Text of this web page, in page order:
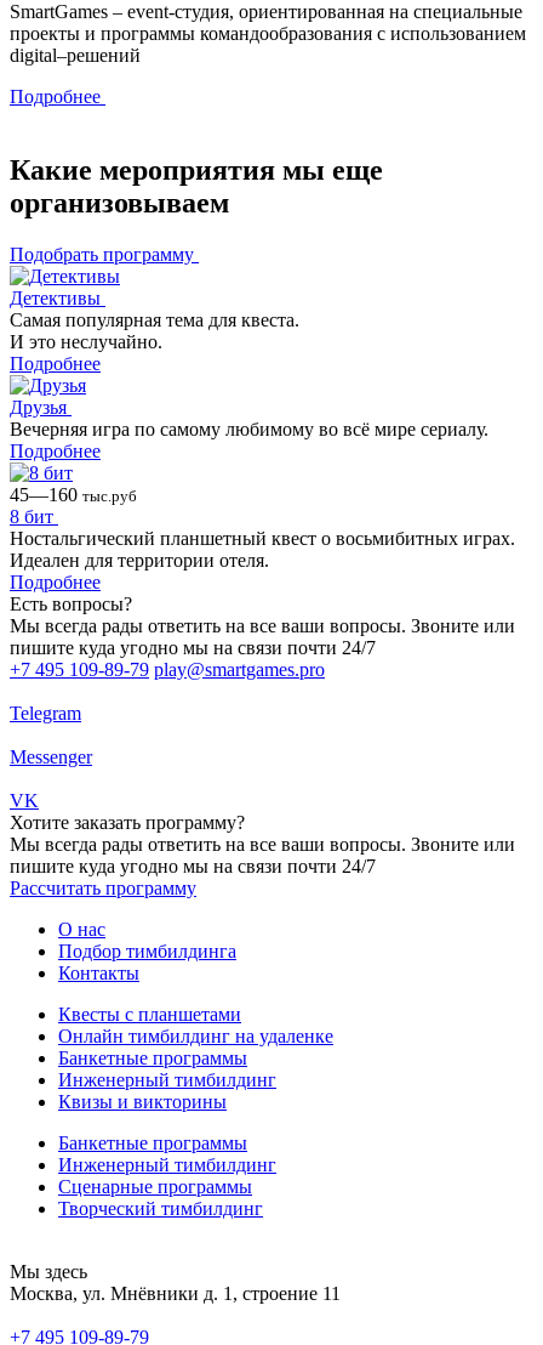
SmartGames – event-студия, ориентированная на специальные
проекты и программы командообразования с использованием
digital–решений
Подробнее
Какие мероприятия мы еще
организовываем
Подобрать программу
Детективы
Cамая популярная тема для квеста.
И это неслучайно.
Подробнее
Друзья
Вечерняя игра по самому любимому во всё мире сериалу.
Подробнее
45—160 тыс.руб
8 бит
Ностальгический планшетный квест о восьмибитных играх.
Идеален для территории отеля.
Подробнее
Есть вопросы?
Мы всегда рады ответить на все ваши вопросы. Звоните или
пишите куда угодно мы на связи почти 24/7
+7 495 109-89-79 play@smartgames.pro
Telegram
Messenger
VK
Хотите заказать программу?
Мы всегда рады ответить на все ваши вопросы. Звоните или
пишите куда угодно мы на связи почти 24/7
Рассчитать программу
О нас
Подбор тимбилдинга
Контакты
Квесты с планшетами
Онлайн тимбилдинг на удаленке
Банкетные программы
Инженерный тимбилдинг
Квизы и викторины
Банкетные программы
Инженерный тимбилдинг
Сценарные программы
Творческий тимбилдинг
Мы здесь
Москва, ул. Мнёвники д. 1, строение 11
+7 495 109-89-79